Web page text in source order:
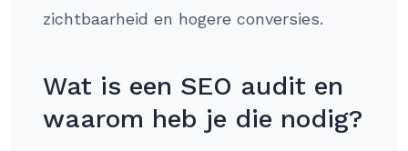
zichtbaarheid en hogere conversies.
Wat is een SEO audit en
waarom heb je die nodig?